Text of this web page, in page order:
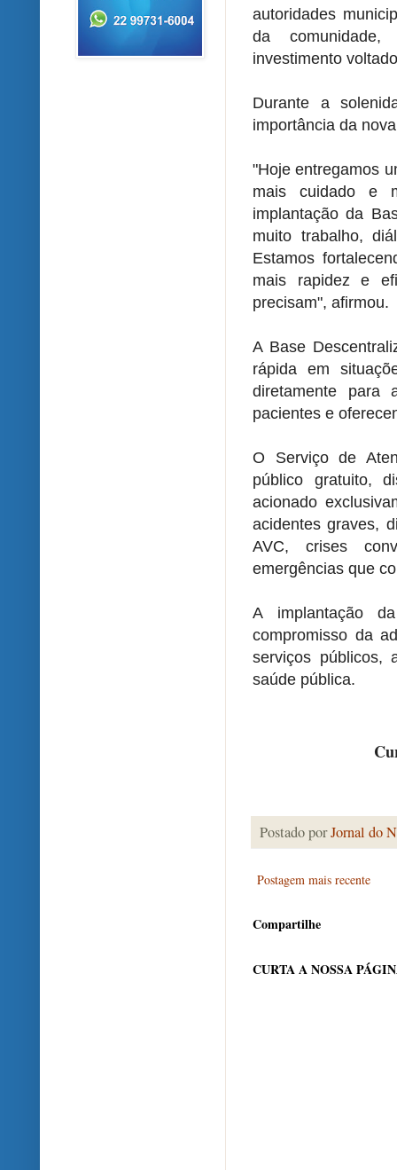
autoridades
da
investimento
Durante a
importância da
"Hoje entregamos
mais cuidado e
implantação da
muito trabalho,
Estamos
mais rapidez e
precisam", afirmou.
A Base
rápida em
diretamente para
pacientes e
O Serviço de
público gratuito,
acionado
acidentes graves,
AVC, crises
emergências que
A implantação
compromisso da
serviços públicos,
saúde pública.
Postado porJornal do
Postagem mais recente
Compartilhe
CURTA A NOSSA